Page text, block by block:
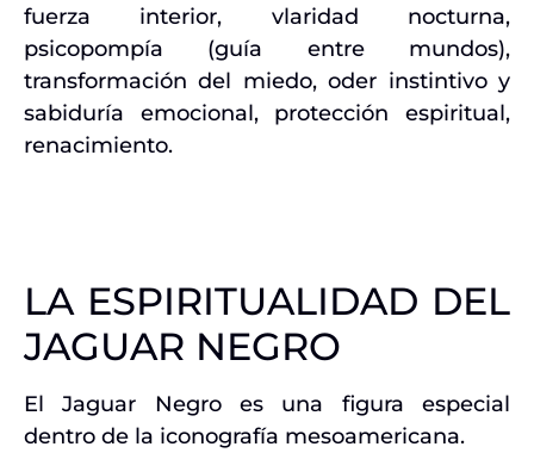
fuerza interior, vlaridad nocturna,
psicopompía (guía entre mundos),
transformación del miedo, oder instintivo y
sabiduría emocional, protección espiritual,
renacimiento.
LA ESPIRITUALIDAD DEL
JAGUAR NEGRO
El Jaguar Negro es una figura especial
dentro de la iconografía mesoamericana.